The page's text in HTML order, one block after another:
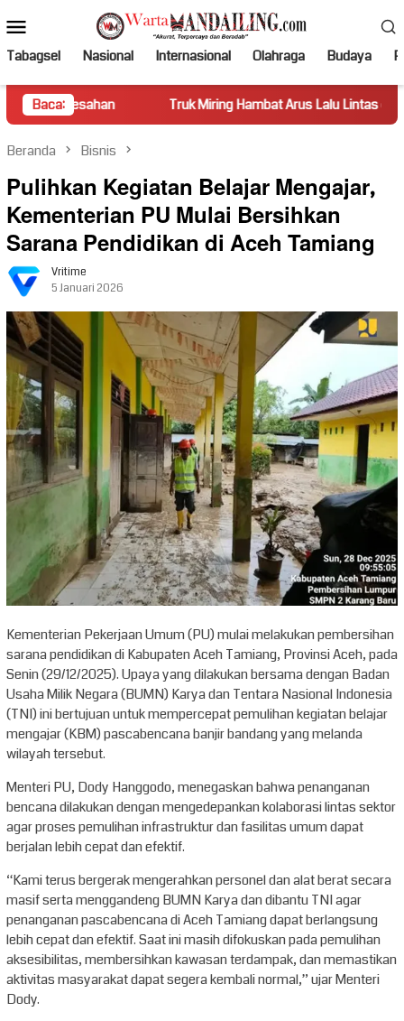
ke
kontenMobile
Tabagsel Nasional Internasional Olahraga Budaya
Baca: Truk Miring Hambat Arus Lalu Lintas di Jalan
Beranda Bisnis
Pulihkan Kegiatan Belajar Mengajar,
Kementerian PU Mulai Bersihkan
Sarana Pendidikan di Aceh Tamiang
Vritime
5 Januari 2026
Kementerian Pekerjaan Umum (PU) mulai melakukan pembersihan
sarana pendidikan di Kabupaten Aceh Tamiang, Provinsi Aceh, pada
Senin (29/12/2025). Upaya yang dilakukan bersama dengan Badan
Usaha Milik Negara (BUMN) Karya dan Tentara Nasional Indonesia
(TNI) ini bertujuan untuk mempercepat pemulihan kegiatan belajar
mengajar (KBM) pascabencana banjir bandang yang melanda
wilayah tersebut.
Menteri PU, Dody Hanggodo, menegaskan bahwa penanganan
bencana dilakukan dengan mengedepankan kolaborasi lintas sektor
agar proses pemulihan infrastruktur dan fasilitas umum dapat
berjalan lebih cepat dan efektif.
“Kami terus bergerak mengerahkan personel dan alat berat secara
masif serta menggandeng BUMN Karya dan dibantu TNI agar
penanganan pascabencana di Aceh Tamiang dapat berlangsung
lebih cepat dan efektif. Saat ini masih difokuskan pada pemulihan
aksesibilitas, membersihkan kawasan terdampak, dan memastikan
aktivitas masyarakat dapat segera kembali normal,” ujar Menteri
Dody.